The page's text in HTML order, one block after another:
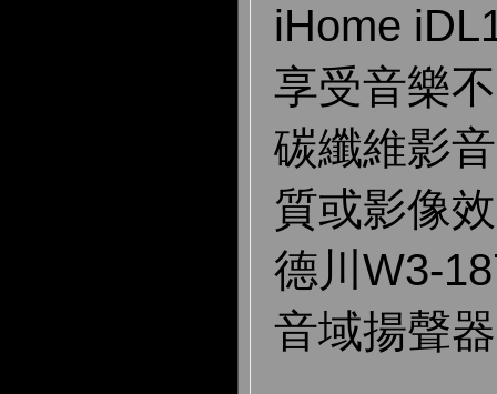
iHome
享受音樂
碳纖維影
質或影像
德川W3-
音域揚聲